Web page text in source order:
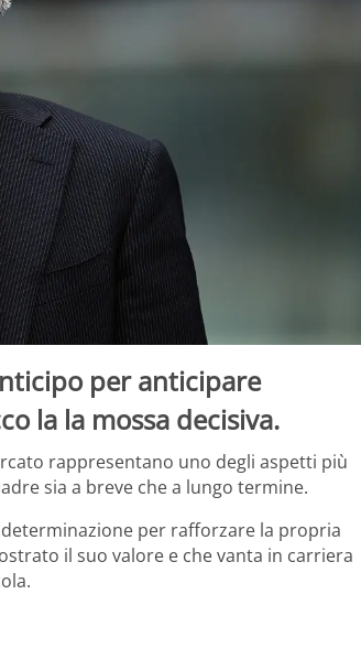
per anticipare
la la mossa decisiva.
rappresentano uno degli aspetti più
sia a breve che a lungo termine.
per rafforzare la propria
il suo valore e che vanta in carriera